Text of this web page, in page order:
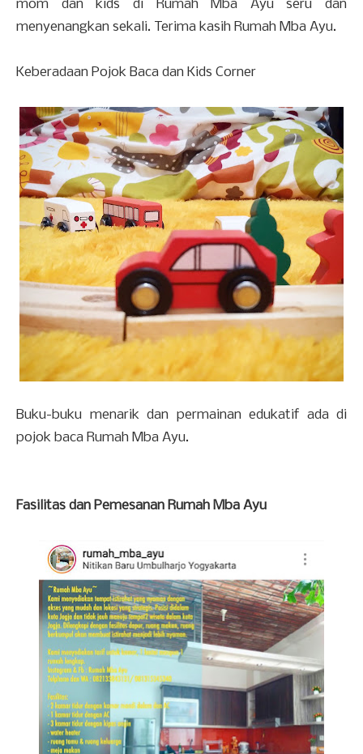
mom dan kids di Rumah Mba Ayu seru dan
menyenangkan sekali. Terima kasih Rumah Mba Ayu.
Keberadaan Pojok Baca dan Kids Corner
Buku-buku menarik dan permainan edukatif ada di
pojok baca Rumah Mba Ayu.
Fasilitas dan Pemesanan Rumah Mba Ayu